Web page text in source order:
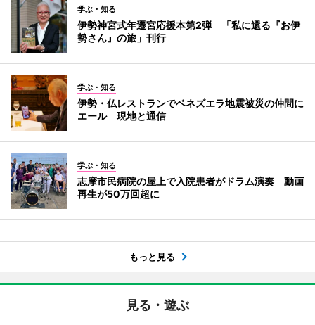
学ぶ・知る
伊勢神宮式年遷宮応援本第2弾 「私に還る『お伊
勢さん』の旅」刊行
学ぶ・知る
伊勢・仏レストランでベネズエラ地震被災の仲間に
エール 現地と通信
学ぶ・知る
志摩市民病院の屋上で入院患者がドラム演奏 動画
再生が50万回超に
もっと見る
見る・遊ぶ